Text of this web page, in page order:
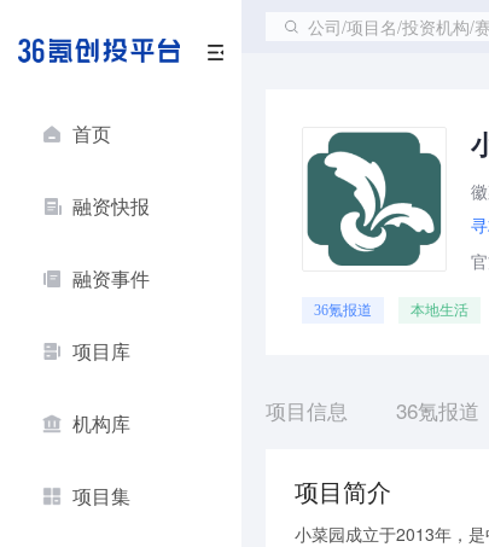
首页
融资快报
融资事件
项目库
机构库
项目集
公司/项目名/投资机构/
36氪报道 本地生活
项目信息 36氪报道
项目简介
小菜园成立于2013年，